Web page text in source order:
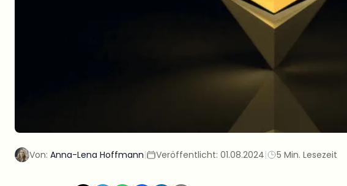
Von: Anna-Lena Hoffmann| Veröffentlicht: 01.08.2024| 5 Min. Lesezeit